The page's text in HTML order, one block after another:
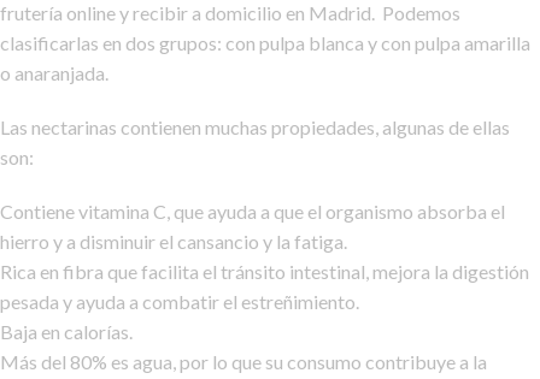
frutería online y recibir a domicilio en Madrid. Podemos
clasificarlas en dos grupos: con pulpa blanca y con pulpa amarilla
o anaranjada.
Las nectarinas contienen muchas propiedades, algunas de ellas
son:
Contiene vitamina C, que ayuda a que el organismo absorba el
hierro y a disminuir el cansancio y la fatiga.
Rica en fibra que facilita el tránsito intestinal, mejora la digestión
pesada y ayuda a combatir el estreñimiento.
Baja en calorías.
Más del 80% es agua, por lo que su consumo contribuye a la